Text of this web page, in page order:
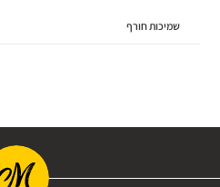
שמיכות חורף